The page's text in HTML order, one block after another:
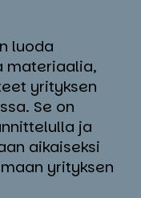
luoda
materiaalia,
yrityksen
Se on
ja
aikaiseksi
yrityksen